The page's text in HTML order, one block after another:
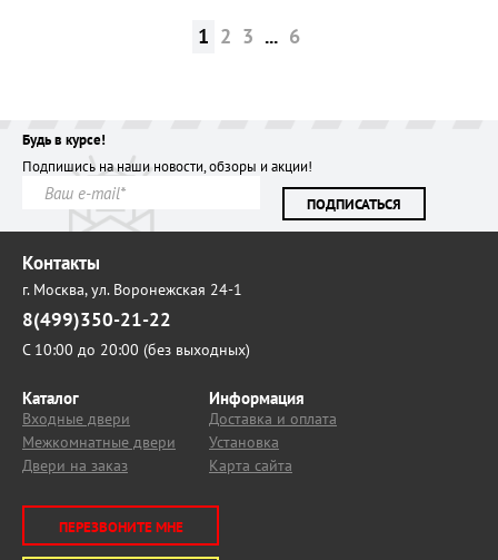
1 2 3 ... 6
Будь в курсе!
Подпишись на наши новости, обзоры и акции!
ПОДПИСАТЬСЯ
Контакты
г. Москва,ул. Воронежская 24-1
8(499)350-21-22
С 10:00 до 20:00 (без выходных)
Каталог
Входные двери
Межкомнатные двери
Двери на заказ
Информация
Доставка и оплата
Установка
Карта сайта
ПЕРЕЗВОНИТЕ МНЕ